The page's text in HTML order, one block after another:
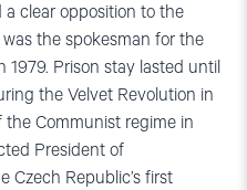
a clear opposition to the
the spokesman for the
Prison stay lasted until
the Velvet Revolution in
Communist regime in
President of
Czech Republic’s first